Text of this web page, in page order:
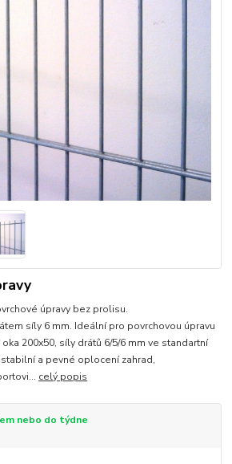
úpravy bez prolisu.
síly 6 mm. Ideální pro povrchovou úpravu
200x50, síly drátů 6/5/6 mm ve standartní
a pevné oplocení zahrad,
celý popis
nebo do týdne